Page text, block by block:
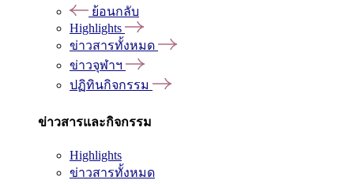
ย้อนกลับ
Highlights
ข่าวสารทั้งหมด
ข่าวจุฬาฯ
ปฏิทินกิจกรรม
ข่าวสารและกิจกรรม
Highlights
ข่าวสารทั้งหมด